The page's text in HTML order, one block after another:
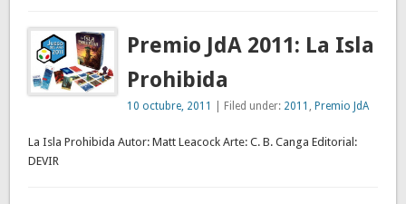
Premio JdA 2011: La Isla
Prohibida
10 octubre, 2011 | Filed under: 2011 , Premio JdA
La Isla Prohibida Autor: Matt Leacock Arte: C. B. Canga Editorial:
DEVIR